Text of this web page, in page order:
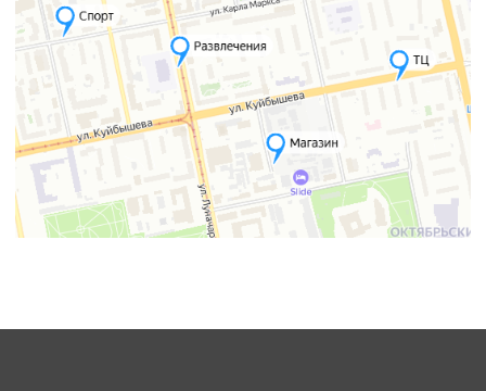
Пользовательское соглашение
Согласие на получение рассылки
Политика конфиденциальности